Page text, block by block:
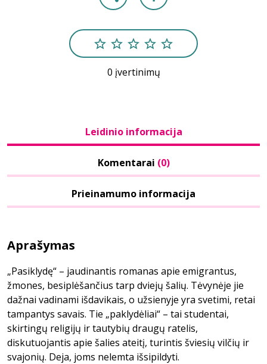
0 įvertinimų
Leidinio informacija
Komentarai (0)
Prieinamumo informacija
Aprašymas
„Pasiklydę“ – jaudinantis romanas apie emigrantus,
žmones, besiplėšančius tarp dviejų šalių. Tėvynėje jie
dažnai vadinami išdavikais, o užsienyje yra svetimi, retai
tampantys savais. Tie „paklydėliai“ – tai studentai,
skirtingų religijų ir tautybių draugų ratelis,
diskutuojantis apie šalies ateitį, turintis šviesių vilčių ir
svajonių. Deja, joms nelemta išsipildyti.